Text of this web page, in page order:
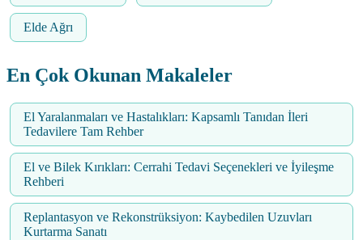
Elde Ağrı
En Çok Okunan Makaleler
El Yaralanmaları ve Hastalıkları: Kapsamlı Tanıdan İleri
Tedavilere Tam Rehber
El ve Bilek Kırıkları: Cerrahi Tedavi Seçenekleri ve İyileşme
Rehberi
Replantasyon ve Rekonstrüksiyon: Kaybedilen Uzuvları
Kurtarma Sanatı